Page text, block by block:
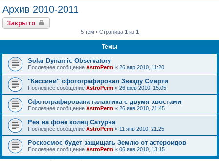
Архив 2010-2011
Закрыто
5 тем • Страница 1 из 1
Темы
Solar Dynamic Observatory
Последнее сообщение AstroPerm « 26 апр 2010, 11:20
"Кассини" сфотографировал Звезду Смерти
Последнее сообщение AstroPerm « 26 фев 2010, 15:05
Сфотографирована галактика с двумя хвостами
Последнее сообщение AstroPerm « 26 янв 2010, 21:45
Рея на фоне колец Сатурна
Последнее сообщение AstroPerm « 11 янв 2010, 21:25
Роскосмос будет защищать Землю от астероидов
Последнее сообщение AstroPerm « 06 янв 2010, 13:15